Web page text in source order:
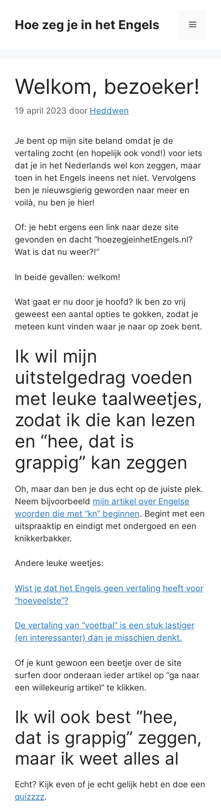
naarHoe zeg je in het Engels Menu
Welkom, bezoeker!
19 april 2023 door Heddwen
Je bent op mijn site beland omdat je de
vertaling zocht (en hopelijk ook vond!) voor iets
dat je in het Nederlands wel kon zeggen, maar
toen in het Engels ineens net niet. Vervolgens
ben je nieuwsgierig geworden naar meer en
voilà, nu ben je hier!
Of: je hebt ergens een link naar deze site
gevonden en dacht “hoezegjeinhetEngels.nl?
Wat is dat nu weer?!”
In beide gevallen: welkom!
Wat gaat er nu door je hoofd? Ik ben zo vrij
geweest een aantal opties te gokken, zodat je
meteen kunt vinden waar je naar op zoek bent.
Ik wil mijn
uitstelgedrag voeden
met leuke taalweetjes,
zodat ik die kan lezen
en “hee, dat is
grappig” kan zeggen
Oh, maar dan ben je dus echt op de juiste plek.
Neem bijvoorbeeld mijn artikel over Engelse
woorden die met “kn” beginnen. Begint met een
uitspraaktip en eindigt met ondergoed en een
knikkerbakker.
Andere leuke weetjes:
Wist je dat het Engels geen vertaling heeft voor
“hoeveelste”?
De vertaling van “voetbal” is een stuk lastiger
(en interessanter) dan je misschien denkt.
Of je kunt gewoon een beetje over de site
surfen door onderaan ieder artikel op “ga naar
een willekeurig artikel” te klikken.
Ik wil ook best “hee,
dat is grappig” zeggen,
maar ik weet alles al
Echt? Kijk even of je echt gelijk hebt en doe een
quizzzz.